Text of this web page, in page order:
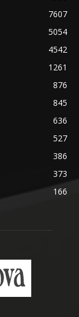
7607
5054
4542
1261
876
845
636
527
386
373
166